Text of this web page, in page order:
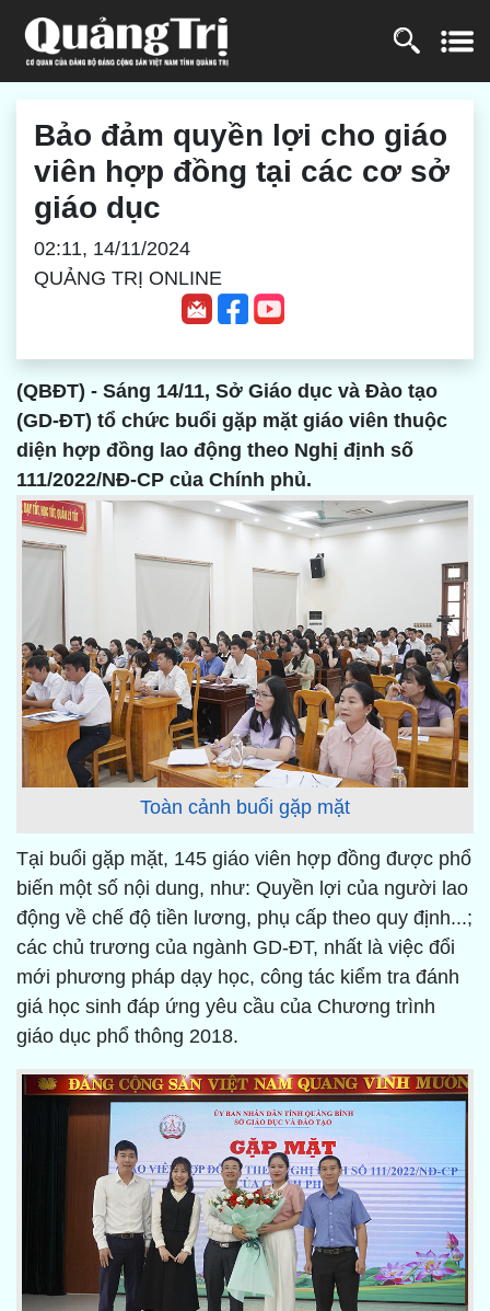
Bảo đảm quyền lợi cho giáo
viên hợp đồng tại các cơ sở
giáo dục
02:11, 14/11/2024
QUẢNG TRỊ ONLINE
(QBĐT) - Sáng 14/11, Sở Giáo dục và Đào tạo
(GD-ĐT) tổ chức buổi gặp mặt giáo viên thuộc
diện hợp đồng lao động theo Nghị định số
111/2022/NĐ-CP của Chính phủ.
Toàn cảnh buổi gặp mặt
Tại buổi gặp mặt, 145 giáo viên hợp đồng được phổ
biến một số nội dung, như: Quyền lợi của người lao
động về chế độ tiền lương, phụ cấp theo quy định...;
các chủ trương của ngành GD-ĐT, nhất là việc đổi
mới phương pháp dạy học, công tác kiểm tra đánh
giá học sinh đáp ứng yêu cầu của Chương trình
giáo dục phổ thông 2018.